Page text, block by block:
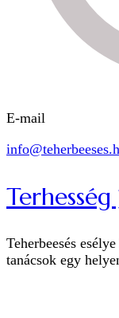
E-mail
Teherbeesés
tanácsok egy